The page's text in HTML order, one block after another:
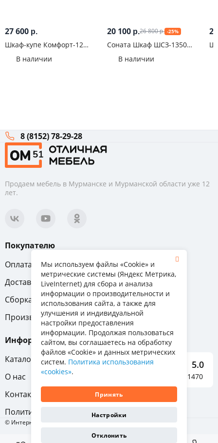
27 600 р.
Шкаф-купе Комфорт-12
В наличии
20 100 р.26 800р. -25%
Соната Шкаф ШСЗ-1350
В наличии
8 (8152) 78-29-28
Продаем мебель в Мурманске и Мурманской области уже 12
лет.
Покупателю
Оплата
Вопрос-ответ
Доставка
Обмен и возврат
Сборка
Гарантия
Производители
Информация
Каталог мебели
О нас
Контакты
Политика конфиденциальности
5.0
Отзывы о нас 1470
© Интернет-магазин «Отличная мебель», 2011-2026
Мы используем файлы «Cookie» и
метрические системы (Яндекс Метрика,
LiveInternet) для сбора и анализа
информации о производительности и
использования сайта, а также для
улучшения и индивидуальной
настройки предоставления
информации. Продолжая пользоваться
сайтом, вы соглашаетесь на обработку
файлов «Cookie» и данных метрических
систем. Политика использования
«cookies».
Принять
Настройки
Отклонить